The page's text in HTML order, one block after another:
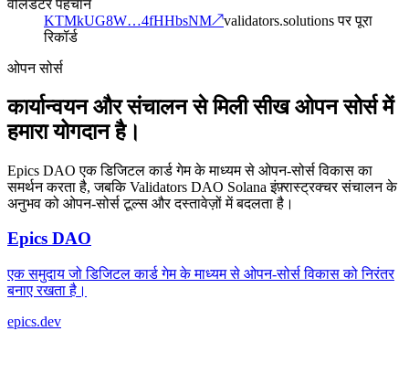
वैलिडेटर पहचान
KTMkUG8W…4fHHbsNM↗validators.solutions पर पूरा
रिकॉर्ड
ओपन सोर्स
कार्यान्वयन और संचालन से मिली सीख ओपन सोर्स में
हमारा योगदान है।
Epics DAO एक डिजिटल कार्ड गेम के माध्यम से ओपन-सोर्स विकास का
समर्थन करता है, जबकि Validators DAO Solana इंफ़्रास्ट्रक्चर संचालन के
अनुभव को ओपन-सोर्स टूल्स और दस्तावेज़ों में बदलता है।
Epics DAO
एक समुदाय जो डिजिटल कार्ड गेम के माध्यम से ओपन-सोर्स विकास को निरंतर
बनाए रखता है।
epics.dev